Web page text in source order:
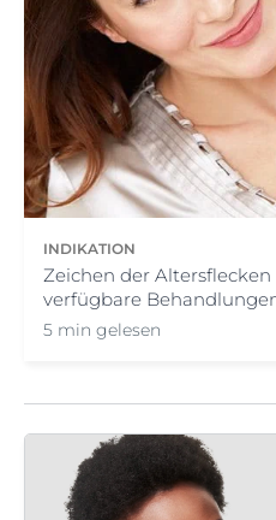
INDIKATION
Zeichen der Altersflecken
verfügbare
5 min gelesen